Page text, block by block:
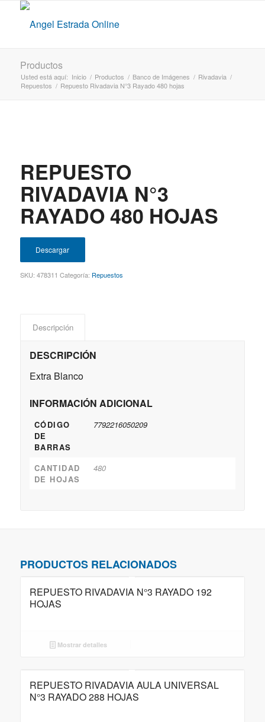
Productos
Usted está aquí: Inicio / Productos / Banco de Imágenes / Rivadavia /
Repuestos / Repuesto Rivadavia N°3 Rayado 480 hojas
REPUESTO
RIVADAVIA N°3
RAYADO 480 HOJAS
Descargar
SKU: 478311 Categoría: Repuestos
Descripción
DESCRIPCIÓN
Extra Blanco
INFORMACIÓN ADICIONAL
CÓDIGO
DE
BARRAS
7792216050209
CANTIDAD
DE HOJAS
480
PRODUCTOS RELACIONADOS
REPUESTO RIVADAVIA N°3 RAYADO 192
HOJAS
Mostrar detalles
REPUESTO RIVADAVIA AULA UNIVERSAL
N°3 RAYADO 288 HOJAS